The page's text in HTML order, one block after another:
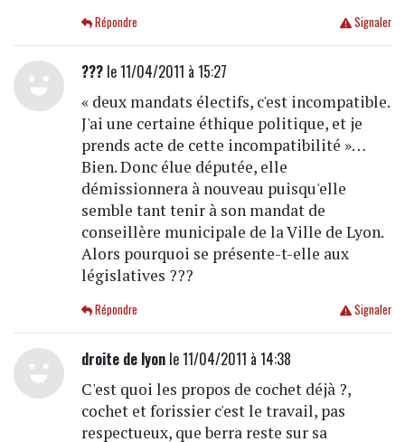
Signaler
Répondre
???le 11/04/2011 à 15:27
« deux mandats électifs, c'est incompatible.
J'ai une certaine éthique politique, et je
prends acte de cette incompatibilité »…
Bien. Donc élue députée, elle
démissionnera à nouveau puisqu'elle
semble tant tenir à son mandat de
conseillère municipale de la Ville de Lyon.
Alors pourquoi se présente-t-elle aux
législatives ???
Signaler
Répondre
droite de lyonle 11/04/2011 à 14:38
C'est quoi les propos de cochet déjà ?,
cochet et forissier c'est le travail, pas
respectueux, que berra reste sur sa